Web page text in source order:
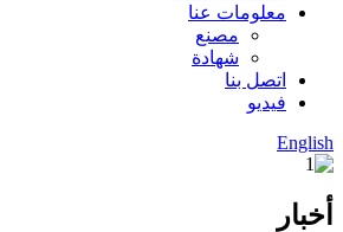
معلومات عنا
مصنع
شهادة
اتصل بنا
فيديو
English
أخبار